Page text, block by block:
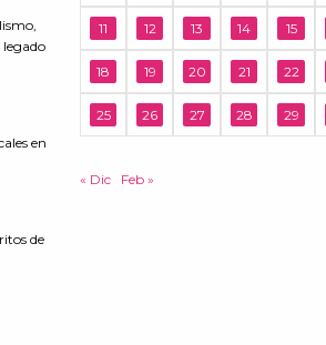
legado
en
de
11 12 13 14 15
18 19 20 21 22
25 26 27 28 29
« Dic Feb »